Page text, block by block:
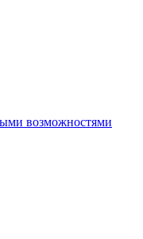
возможностями